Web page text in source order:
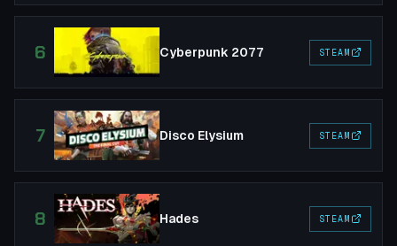
6 Cyberpunk 2077 STEAM
7 Disco Elysium STEAM
8 Hades STEAM